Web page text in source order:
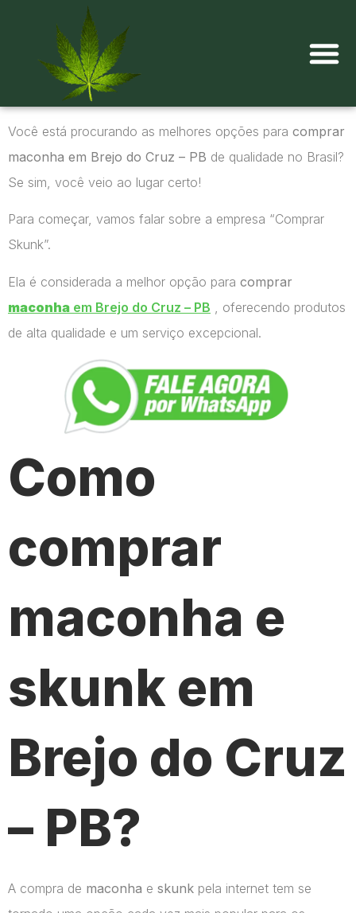
Você está procurando as melhores opções para comprar
maconha em Brejo do Cruz – PB de qualidade no Brasil?
Se sim, você veio ao lugar certo!
Para começar, vamos falar sobre a empresa “Comprar
Skunk”.
Ela é considerada a melhor opção para comprar
maconha em Brejo do Cruz – PB , oferecendo produtos
de alta qualidade e um serviço excepcional.
Como
comprar
maconha e
skunk em
Brejo do Cruz
– PB?
A compra de maconha e skunk pela internet tem se